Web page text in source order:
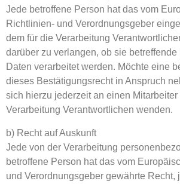
Jede betroffene Person hat das vom
Richtlinien- und Verordnungsgeber
dem für die Verarbeitung
darüber zu verlangen, ob sie
Daten verarbeitet werden. Möchte eine
dieses Bestätigungsrecht in Anspruch
sich hierzu jederzeit an einen Mitarbeiter
Verarbeitung Verantwortlichen wenden.
b) Recht auf Auskunft
Jede von der Verarbeitung
betroffene Person hat das vom
und Verordnungsgeber gewährte Recht,